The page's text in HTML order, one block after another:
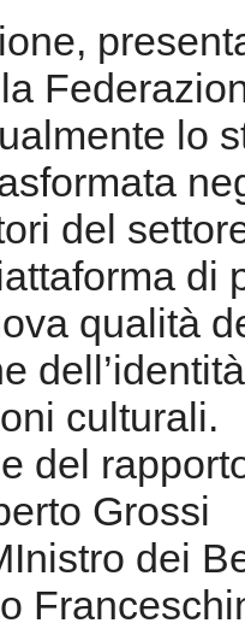
lo
del
di
qualità
culturali.
del
Grossi
dei